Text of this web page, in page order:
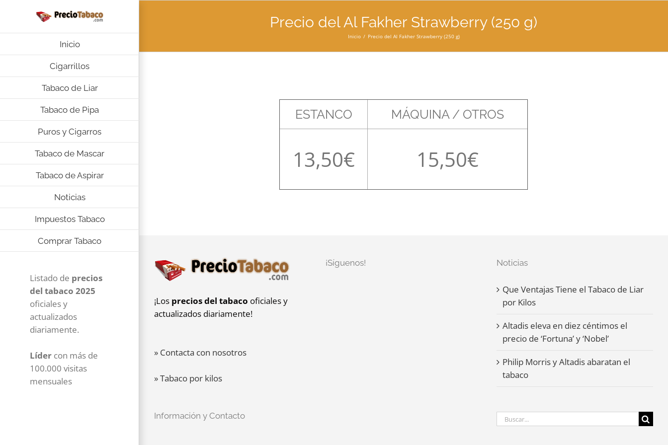
contenido
Inicio
Cigarrillos
Tabaco de Liar
Tabaco de Pipa
Puros y Cigarros
Tabaco de Mascar
Tabaco de Aspirar
Noticias
Impuestos Tabaco
Comprar Tabaco
Listado de precios
del tabaco 2025
oficiales y
actualizados
diariamente.
Líder con más de
100.000 visitas
mensuales
Precio del Al Fakher Strawberry (250 g)
Inicio Precio del Al Fakher Strawberry (250 g)
ESTANCO MÁQUINA / OTROS
13,50 15,50
¡Los precios del tabaco oficiales y
actualizados diariamente!
» Contacta con nosotros
» Tabaco por kilos
Información y Contacto
¡Síguenos! Noticias
Que Ventajas Tiene el Tabaco de Liar
por Kilos
Altadis eleva en diez céntimos el
precio de ‘Fortuna’ y ‘Nobel’
Philip Morris y Altadis abaratan el
tabaco
Buscar: